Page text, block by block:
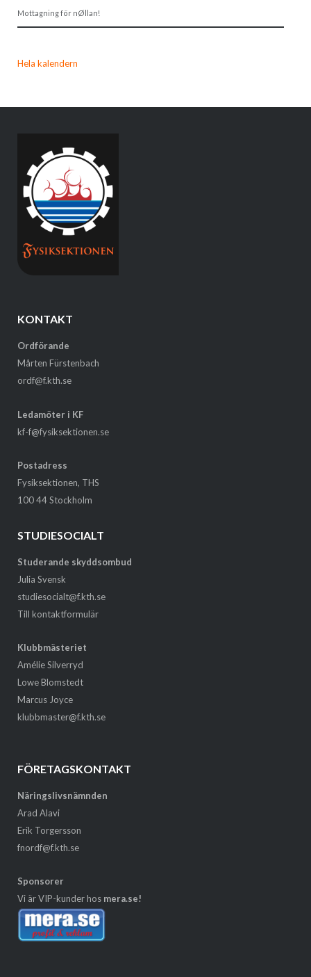
Mottagning för nØllan!
Hela kalendern
KONTAKT
Ordförande
Mårten Fürstenbach
ordf@f.kth.se
Ledamöter i KF
kf-f@fysiksektionen.se
Postadress
Fysiksektionen, THS
100 44 Stockholm
STUDIESOCIALT
Studerande skyddsombud
Julia Svensk
studiesocialt@f.kth.se
Till kontaktformulär
Klubbmästeriet
Amélie Silverryd
Lowe Blomstedt
Marcus Joyce
klubbmaster@f.kth.se
FÖRETAGSKONTAKT
Näringslivsnämnden
Arad Alavi
Erik Torgersson
fnordf@f.kth.se
Sponsorer
Vi är VIP-kunder hos mera.se!